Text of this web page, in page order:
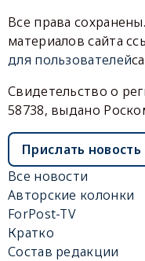
Все права
материалов сайта
для пользователей
Свидетельство о
58738, выдано
Прислать новость
Все новости
Авторские колонки
ForPost-TV
Кратко
Состав редакции